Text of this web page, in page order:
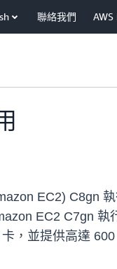
聯絡我們 AWS
EC2) C8gn
EC2 C7gn 執
，並提供高達